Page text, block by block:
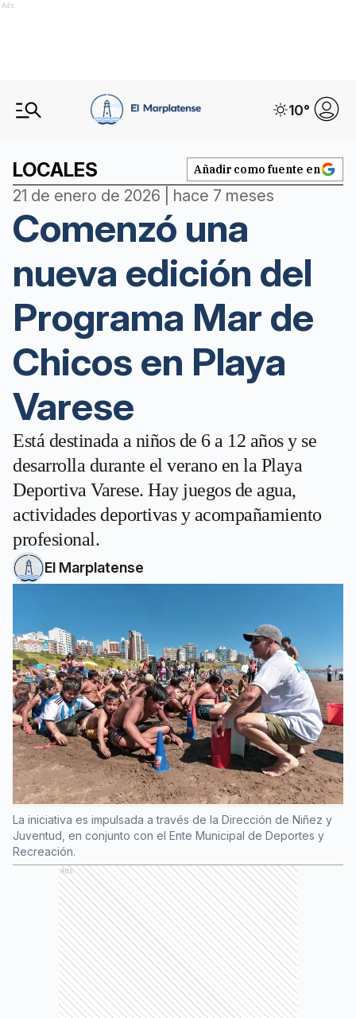
Ads
10°
LOCALES Añadir como fuente en
21 de enero de 2026 | hace 7 meses
Comenzó una
nueva edición del
Programa Mar de
Chicos en Playa
Varese
Está destinada a niños de 6 a 12 años y se
desarrolla durante el verano en la Playa
Deportiva Varese. Hay juegos de agua,
actividades deportivas y acompañamiento
profesional.
El Marplatense
La iniciativa es impulsada a través de la Dirección de Niñez y
Juventud, en conjunto con el Ente Municipal de Deportes y
Recreación.
Ads